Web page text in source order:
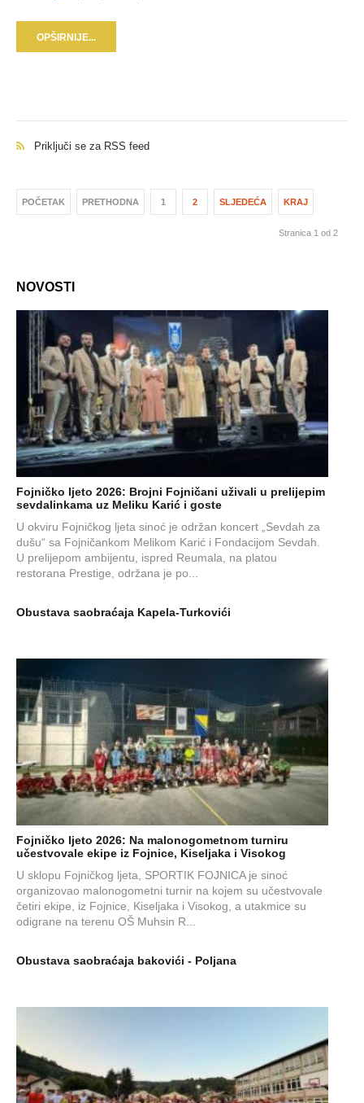
OPŠIRNIJE...
Priključi se za RSS feed
POČETAK PRETHODNA 1 2 SLJEDEĆA KRAJ
Stranica 1 od 2
NOVOSTI
Fojničko ljeto 2026: Brojni Fojničani uživali u prelijepim
sevdalinkama uz Meliku Karić i goste
U okviru Fojničkog ljeta sinoć je održan koncert „Sevdah za
dušu“ sa Fojničankom Melikom Karić i Fondacijom Sevdah.
U prelijepom ambijentu, ispred Reumala, na platou
restorana Prestige, održana je po...
Obustava saobraćaja Kapela-Turkovići
Fojničko ljeto 2026: Na malonogometnom turniru
učestvovale ekipe iz Fojnice, Kiseljaka i Visokog
U sklopu Fojničkog ljeta, SPORTIK FOJNICA je sinoć
organizovao malonogometni turnir na kojem su učestvovale
četiri ekipe, iz Fojnice, Kiseljaka i Visokog, a utakmice su
odigrane na terenu OŠ Muhsin R...
Obustava saobraćaja bakovići - Poljana